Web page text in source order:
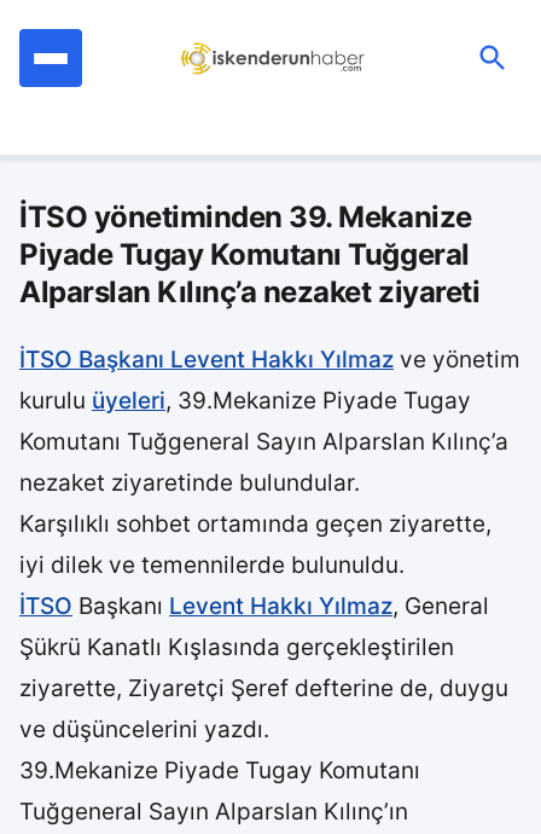
İTSO yönetiminden 39. Mekanize
Piyade Tugay Komutanı Tuğgeral
Alparslan Kılınç’a nezaket ziyareti
İTSO Başkanı Levent Hakkı Yılmaz ve yönetim
kurulu üyeleri, 39.Mekanize Piyade Tugay
Komutanı Tuğgeneral Sayın Alparslan Kılınç’a
nezaket ziyaretinde bulundular.
Karşılıklı sohbet ortamında geçen ziyarette,
iyi dilek ve temennilerde bulunuldu.
İTSO Başkanı Levent Hakkı Yılmaz, General
Şükrü Kanatlı Kışlasında gerçekleştirilen
ziyarette, Ziyaretçi Şeref defterine de, duygu
ve düşüncelerini yazdı.
39.Mekanize Piyade Tugay Komutanı
Tuğgeneral Sayın Alparslan Kılınç’ın